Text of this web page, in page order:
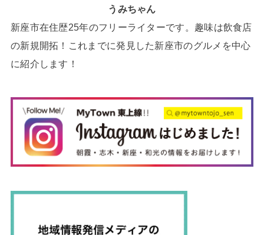
うみちゃん
新座市在住歴25年のフリーライターです。趣味は飲食店
の新規開拓！これまでに発見した新座市のグルメを中心
に紹介します！